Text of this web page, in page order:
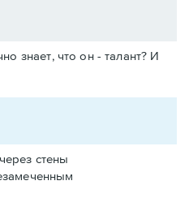
знает, что он - талант? И
стены